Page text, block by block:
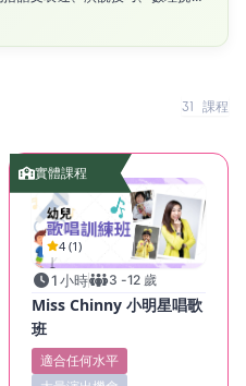
升中前打好全方位能力基礎。
31 課程
4 (1)
1 小時 3 -12 歲
Miss Chinny 小明星唱歌
班
適合任何水平
實體課程